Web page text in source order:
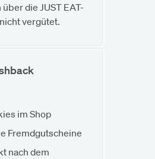
die JUST EAT-
vergütet.
im Shop
Fremdgutscheine
nach dem